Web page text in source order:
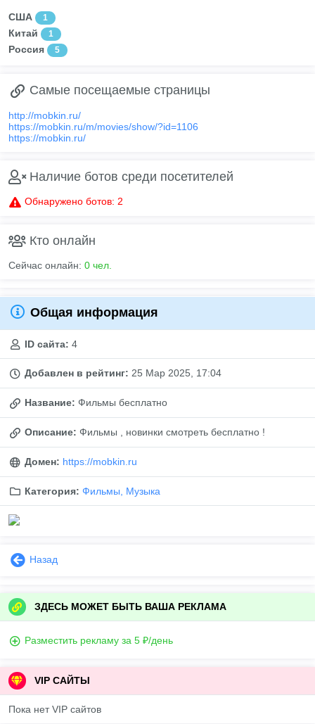
США 1
Китай 1
Россия 5
Самые посещаемые страницы
http://mobkin.ru/
https://mobkin.ru/m/movies/show/?id=1106
https://mobkin.ru/
Наличие ботов среди посетителей
Обнаружено ботов: 2
Кто онлайн
Сейчас онлайн: 0 чел.
Общая информация
ID сайта: 4
Добавлен в рейтинг: 25 Мар 2025, 17:04
Название: Фильмы бесплатно
Описание: Фильмы , новинки смотреть бесплатно !
Домен: https://mobkin.ru
Категория: Фильмы, Музыка
Назад
ЗДЕСЬ МОЖЕТ БЫТЬ ВАША РЕКЛАМА
Разместить рекламу за 5 ₽/день
VIP САЙТЫ
Пока нет VIP сайтов